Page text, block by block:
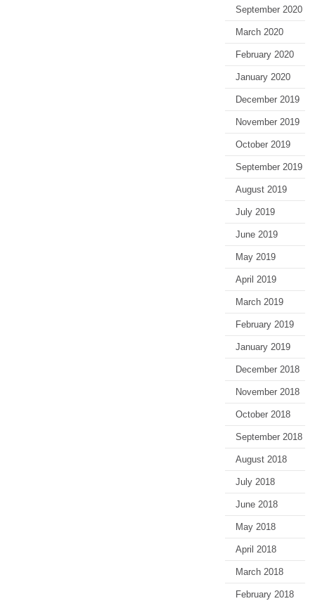
September 2020
March 2020
February 2020
January 2020
December 2019
November 2019
October 2019
September 2019
August 2019
July 2019
June 2019
May 2019
April 2019
March 2019
February 2019
January 2019
December 2018
November 2018
October 2018
September 2018
August 2018
July 2018
June 2018
May 2018
April 2018
March 2018
February 2018